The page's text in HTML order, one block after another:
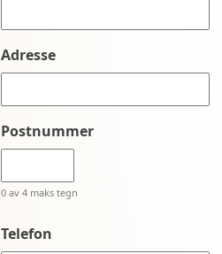
Adresse
Postnummer
0 av 4 maks tegn
Telefon